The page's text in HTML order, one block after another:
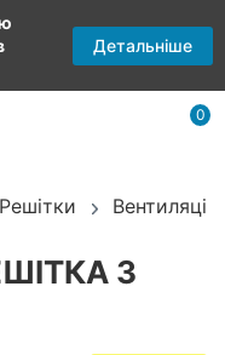
Детальніше
0
Решітки
З